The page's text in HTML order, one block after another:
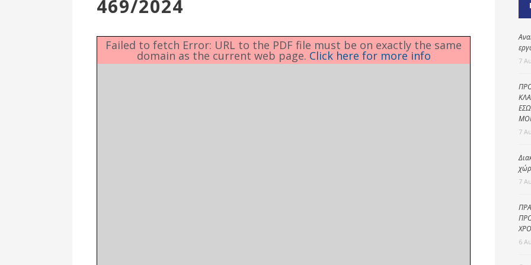
Επιτροπή
Ενότητες
Δημοτική
αστυνομία
469/2024
Failed to fetch Error: URL to the PDF file must be on exactly the same
domain as the current web page. Click here for more info 7
7
7
6